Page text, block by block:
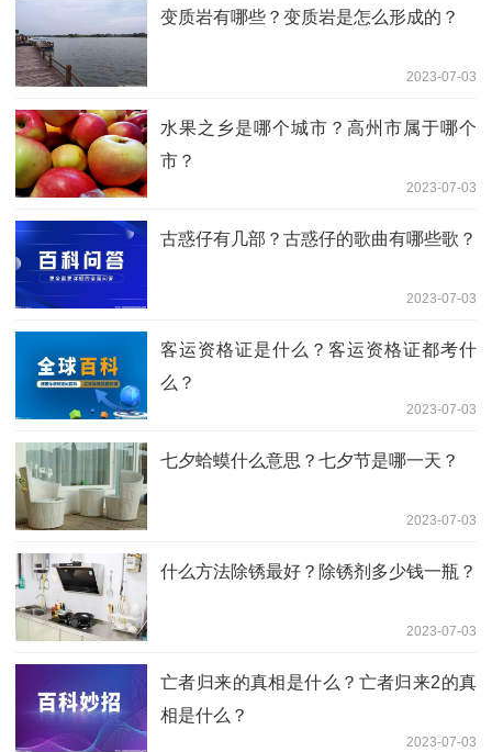
变质岩有哪些？变质岩是怎么形成的？
2023-07-03
水果之乡是哪个城市？高州市属于哪个
市？
2023-07-03
古惑仔有几部？古惑仔的歌曲有哪些歌？
2023-07-03
客运资格证是什么？客运资格证都考什
么？
2023-07-03
七夕蛤蟆什么意思？七夕节是哪一天？
2023-07-03
什么方法除锈最好？除锈剂多少钱一瓶？
2023-07-03
亡者归来的真相是什么？亡者归来2的真
相是什么？
2023-07-03